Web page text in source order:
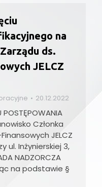
na
ds.
JELCZ
20.12.2022
POSTĘPOWANIA
Członka
JELCZ
ul. Inżynierskiej 3,
NADZORCZA
na podstawie §